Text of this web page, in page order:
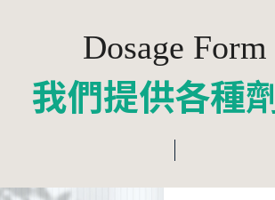
Dosage Form
我們提供各種